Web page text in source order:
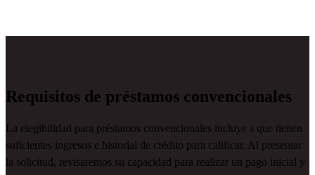
Requisitos de préstamos convencionales
La elegibilidad para préstamos convencionales incluye s que tienen
suficientes ingresos e historial de crédito para calificar. Al presentar
la solicitud, revisaremos su capacidad para realizar un pago inicial y